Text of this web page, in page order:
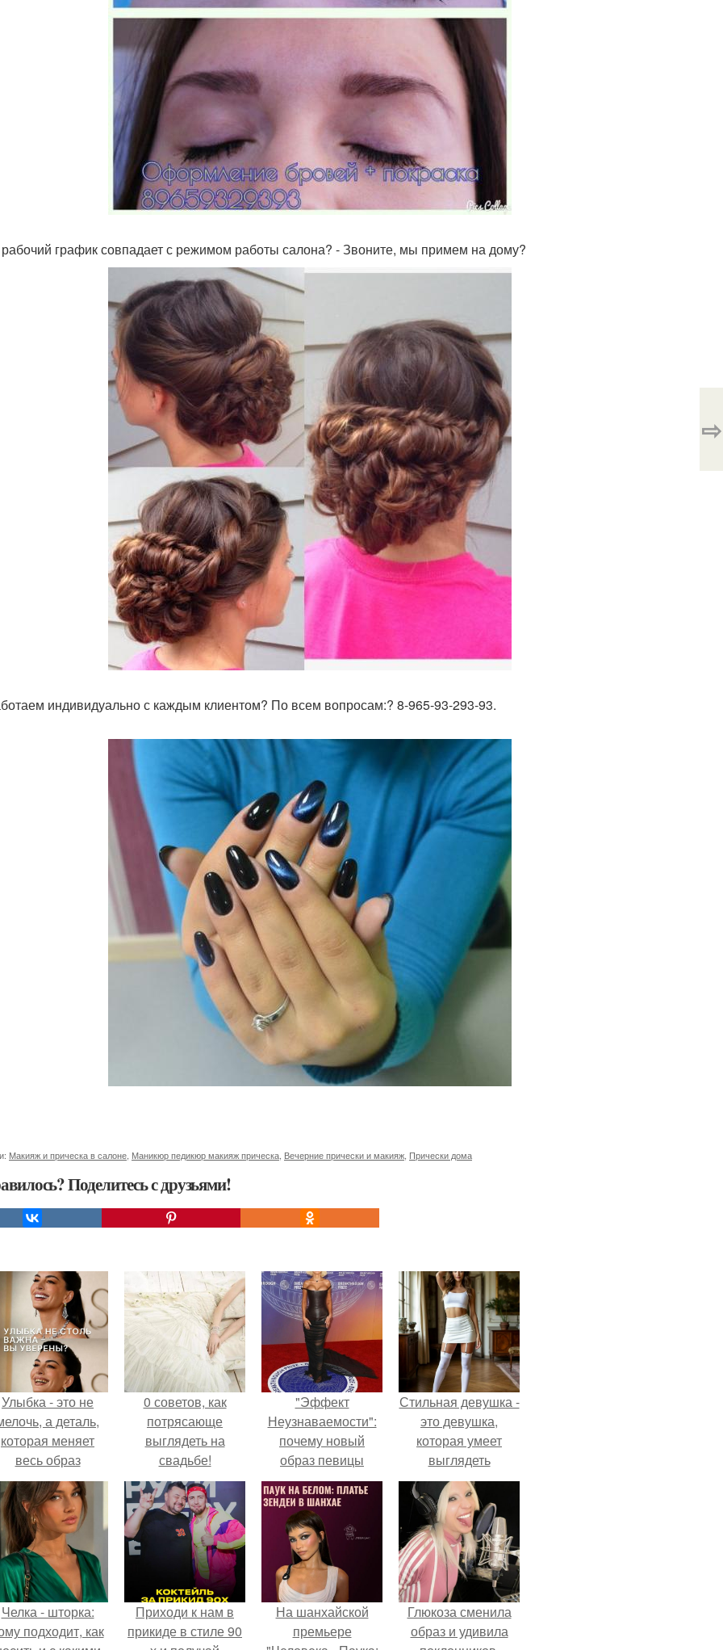
график совпадает с режимом работы салона? - Звоните, мы примем на дому?
индивидуально с каждым клиентом? По всем вопросам:? 8-965-93-293-93.
Макияж и прическа в салоне Маникюр педикюр макияж прическа Вечерние прически и макияж Прически дома
Поделитесь с друзьями!
⇨
Улыбка - это не
а деталь,
которая меняет
весь образ
человека.
0 советов, как
потрясающе
выглядеть на
свадьбе!
"Эффект
Неузнаваемости":
почему новый
образ певицы
вызвал споры о
гранях
возможного?
Стильная девушка -
это девушка,
которая умеет
выглядеть
привлекательно и
элегантно в любои
ситуации.
Челка - шторка:
подходит, как
Приходи к нам в
прикиде в стиле 90
На шанхайской
премьере
Глюкоза сменила
образ и удивила